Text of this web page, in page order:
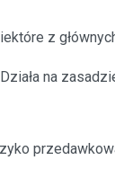
z
na